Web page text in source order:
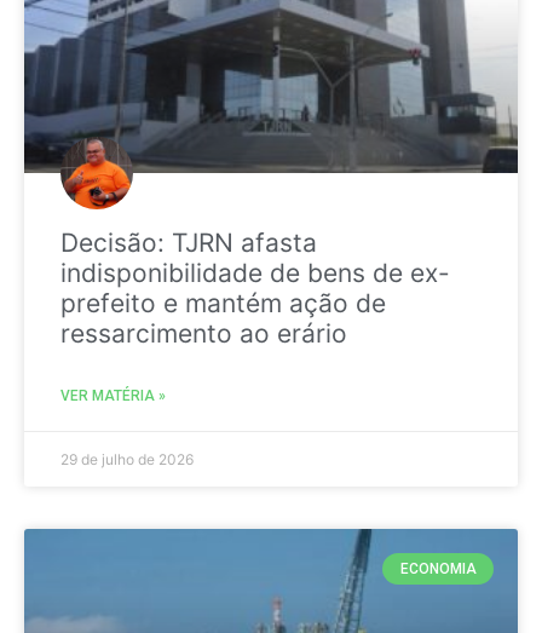
Decisão: TJRN afasta
indisponibilidade de bens de ex-
prefeito e mantém ação de
ressarcimento ao erário
VER MATÉRIA »
29 de julho de 2026
ECONOMIA